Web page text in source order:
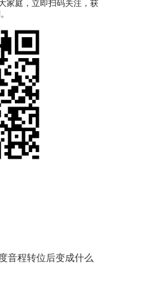
家庭，立即扫码关注，获
音程转位后变成什么